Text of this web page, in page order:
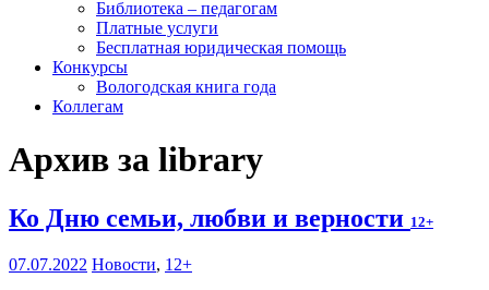
Библиотека – педагогам
Платные услуги
Бесплатная юридическая помощь
Конкурсы
Вологодская книга года
Коллегам
Архив за library
Ко Дню семьи, любви и верности 12+
07.07.2022 Новости, 12+